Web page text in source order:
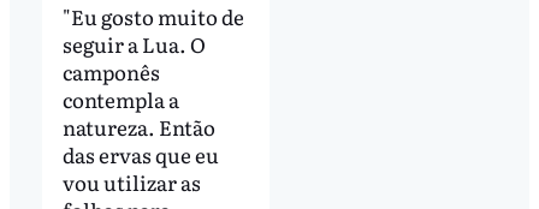
"Eu gosto muito de
seguir a Lua. O
camponês
contempla a
natureza. Então
das ervas que eu
vou utilizar as